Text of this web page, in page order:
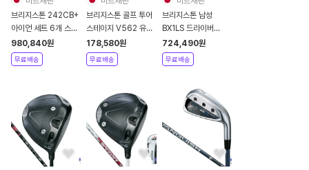
브리지스톤 242CB+
아이언 세트 6개 스틸
샤프트 N.S.PRO
950GH neo
980,840원
무료배송
브리지스톤 골프 투어
스테이지 V562 유틸
리티 2개 세트
MITSUBISHI
178,580원
무료배송
브리지스톤 남성
BX1LS 드라이버
VENTUS BS6 2
724,490원
무료배송